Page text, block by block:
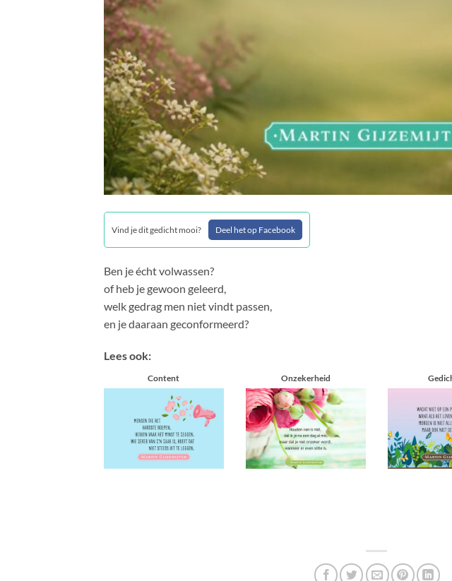
Vind je dit gedicht mooi? Deel het op Facebook
Ben je écht volwassen?
of heb je gewoon geleerd,
welk gedrag men niet vindt passen,
en je daaraan geconformeerd?
Lees ook:
Content Onzekerheid